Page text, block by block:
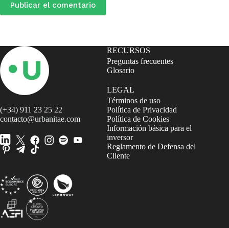
Publicar el comentario
(+34) 911 23 25 22
contacto@urbanitae.com
RECURSOS
Preguntas frecuentes
Glosario
LEGAL
Términos de uso
Política de Privacidad
Política de Cookies
Información básica para el
inversor
Reglamento de Defensa del
Cliente